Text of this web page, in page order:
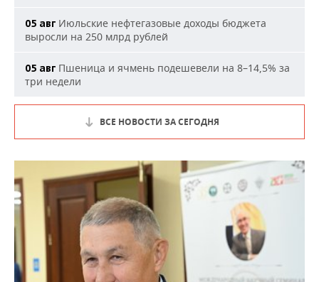
05 авг Июльские нефтегазовые доходы бюджета
выросли на 250 млрд рублей
05 авг Пшеница и ячмень подешевели на 8–14,5% за
три недели
ВСЕ НОВОСТИ ЗА СЕГОДНЯ